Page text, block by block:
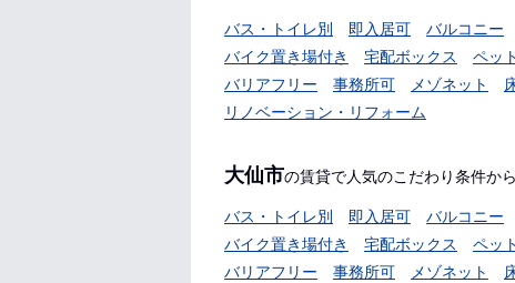
バス・トイレ別 即入居可 バルコニー
バイク置き場付き
宅配ボックス ペッ
バリアフリー
事務所可 メゾネット
リノベーション・リフォーム
大仙市の賃貸で人気のこだわり条件か
バス・トイレ別 即入居可 バルコニー
バイク置き場付き
宅配ボックス ペッ
バリアフリー
事務所可 メゾネット